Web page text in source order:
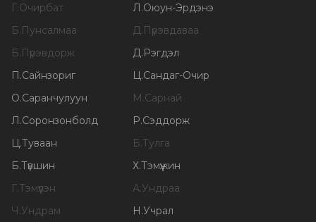
Г.Очирбат Л.Оюун-Эрдэнэ
Б.Пунсалмаа Д.Пүрэвдаваа
Б.Пүрэвдорж Д.Рэгдэл
П.Сайнзориг Ц.Сандаг-Очир
О.Саранчулуун М.Сарнай
Л.Соронзонболд Р.Сэддорж
Ц.Туваан Б.Тулга
Б.Түвшин Х.Тэмүүжин
Г.Тэмүүлэн А.Ундраа
Ч.Ундрам Н.Учрал